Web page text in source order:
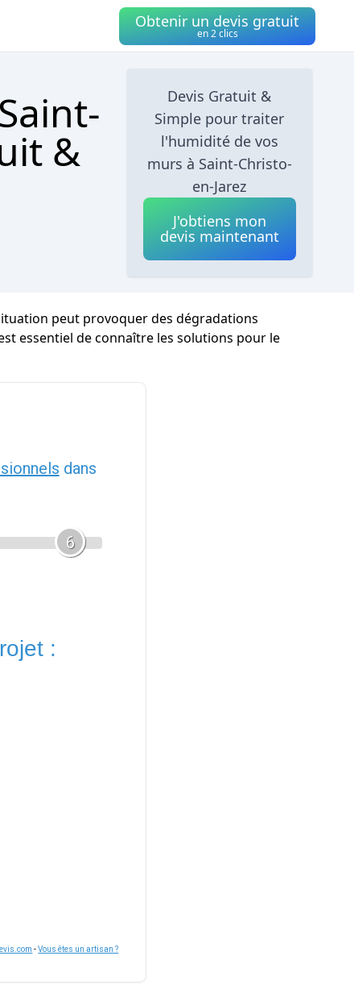
Obtenir un devis gratuit
en 2 clics
&
Devis Gratuit &
Simple pour traiter
l'humidité de vos
murs à Saint-Christo-
en-Jarez
J'obtiens mon
devis maintenant
peut provoquer des dégradations
essentiel de connaître les solutions pour le
dans
6
:
-Vous êtes un artisan ?